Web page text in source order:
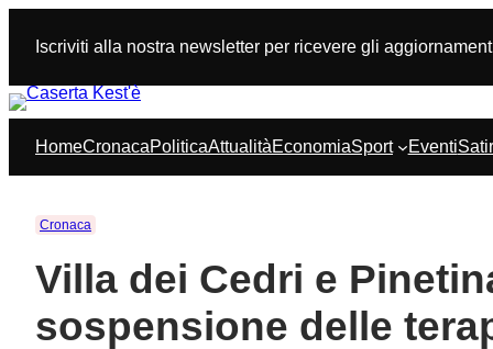
contenuto
Iscriviti alla nostra newsletter per ricevere gli
HomeCronacaPoliticaAttualitàEconomiaSport Eventi
Cronaca
Villa dei Cedri e
sospensione delle